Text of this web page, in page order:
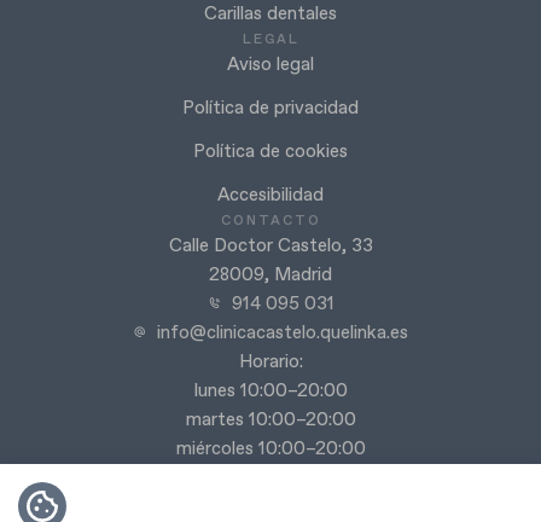
Carillas dentales
LEGAL
Aviso legal
Política de privacidad
Política de cookies
Accesibilidad
CONTACTO
Calle Doctor Castelo, 33
28009, Madrid
914 095 031
info@clinicacastelo.quelinka.es
Horario:
lunes 10:00–20:00
martes 10:00–20:00
miércoles 10:00–20:00